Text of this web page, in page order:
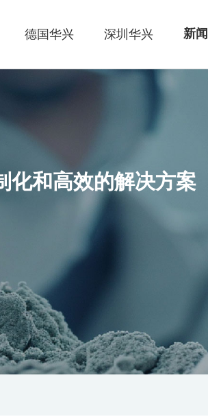
德国华兴 深圳华兴 新闻
化和高效的解决方案